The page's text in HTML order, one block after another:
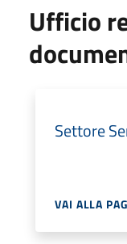
Ufficio
Settore
VAI ALLA